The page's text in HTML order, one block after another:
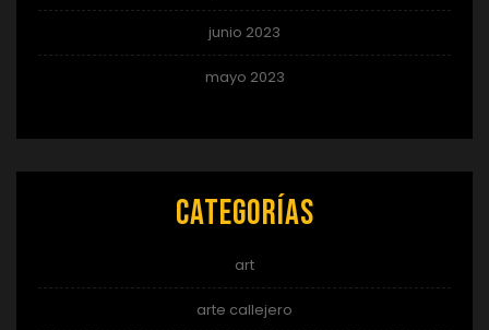
junio 2023
mayo 2023
Categorías
art
arte callejero